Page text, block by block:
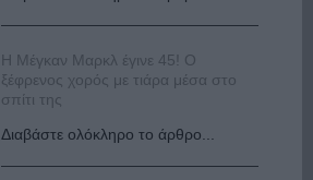
Η Μέγκαν Μαρκλ έγινε 45! Ο
ξέφρενος χορός με τιάρα μέσα στο
σπίτι της
Διαβάστε ολόκληρο το άρθρο...